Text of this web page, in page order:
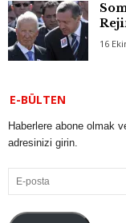
16
E-BÜLTEN
Haberlere abone olmak
adresinizi girin.
E-
posta